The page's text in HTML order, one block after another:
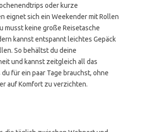
oder kurze
eignet sich ein Weekender mit Rollen
musst keine große Reisetasche
kannst entspannt leichtes Gepäck
So behältst du deine
und kannst zeitgleich all das
für ein paar Tage brauchst, ohne
auf Komfort zu verzichten.